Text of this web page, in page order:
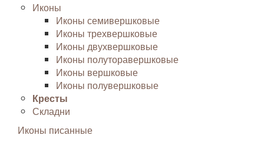
Иконы
Иконы семивершковые
Иконы трехвершковые
Иконы двухвершковые
Иконы полуторавершковые
Иконы вершковые
Иконы полувершковые
Кресты
Складни
Иконы писанные